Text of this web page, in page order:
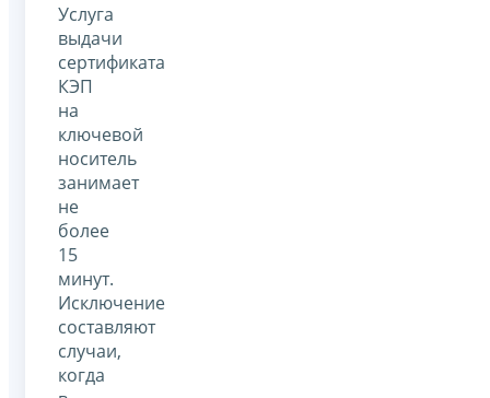
Услуга
выдачи
сертификата
КЭП
на
ключевой
носитель
занимает
не
более
15
минут.
Исключение
составляют
случаи,
когда